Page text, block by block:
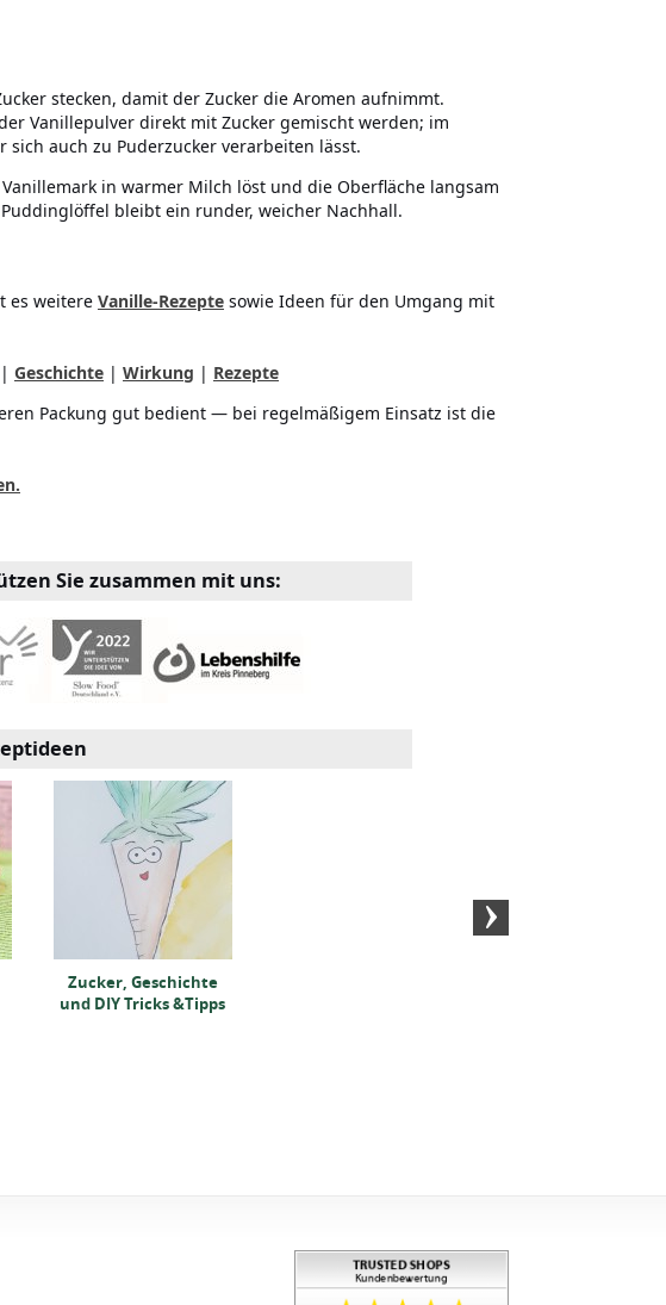
stecken, damit der Zucker die Aromen aufnimmt.
Vanillepulver direkt mit Zucker gemischt werden; im
sich auch zu Puderzucker verarbeiten lässt.
in warmer Milch löst und die Oberfläche langsam
bleibt ein runder, weicher Nachhall.
es weitere Vanille-Rezepte sowie Ideen für den Umgang mit
| Geschichte | Wirkung | Rezepte
Packung gut bedient — bei regelmäßigem Einsatz ist die
Sie zusammen mit uns:
Zucker, Geschichte
und DIY Tricks &Tipps